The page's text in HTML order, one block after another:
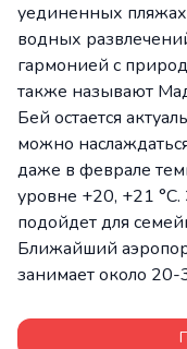
уединенных
водных
гармонией с
также называют
Бей остается
можно
даже в феврале
уровне +20, +21 °C.
подойдет для
Ближайший
занимает около 20-